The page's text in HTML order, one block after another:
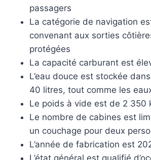
passagers
La catégorie de navigation
convenant aux sorties
protégées
La capacité carburant est
L’eau douce est stockée
40 litres, tout comme les
Le poids à vide est de 2 350
Le nombre de cabines est
un couchage pour deux
L’année de fabrication est
L’état général est qualifié